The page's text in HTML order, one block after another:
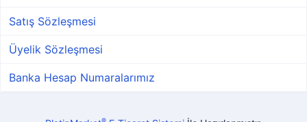
Satış Sözleşmesi
Üyelik Sözleşmesi
Banka Hesap Numaralarımız